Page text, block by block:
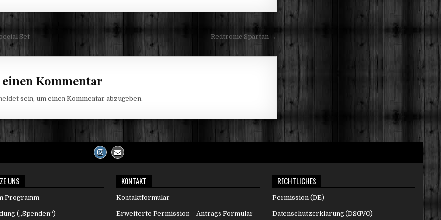
Set Redtronic Spartan →
Kommentar
sein, um einen Kommentar abzugeben.
UNS
Programm
(„Spenden“)
KONTAKT
Kontaktformular
Erweiterte Permission – Antrags Formular
RECHTLICHES
Permission (DE)
Datenschutzerklärung (DSGVO)